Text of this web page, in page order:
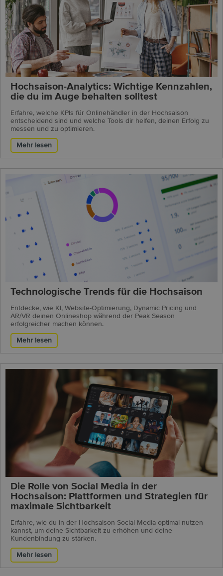
Hochsaison-Analytics: Wichtige Kennzahlen,
die du im Auge behalten solltest
Erfahre, welche KPIs für Onlinehändler in der Hochsaison
entscheidend sind und welche Tools dir helfen, deinen Erfolg zu
messen und zu optimieren.
Mehr lesen
Technologische Trends für die Hochsaison
Entdecke, wie KI, Website-Optimierung, Dynamic Pricing und
AR/VR deinen Onlineshop während der Peak Season
erfolgreicher machen können.
Mehr lesen
Die Rolle von Social Media in der
Hochsaison: Plattformen und Strategien für
maximale Sichtbarkeit
Erfahre, wie du in der Hochsaison Social Media optimal nutzen
kannst, um deine Sichtbarkeit zu erhöhen und deine
Kundenbindung zu stärken.
Mehr lesen